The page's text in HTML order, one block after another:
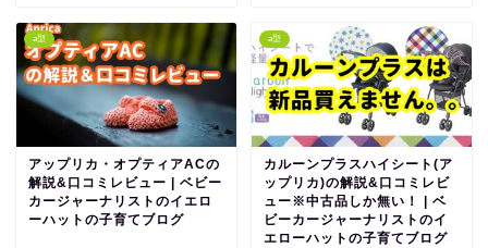
a型
アップリカ・オプティアACの
解説&口コミレビュー | ベビー
カージャーナリストのイエロ
ーハットの子育てブログ
a型
カルーンプラスハイシート(ア
ップリカ)の解説&口コミレビ
ュー※中古品しか無い！ | ベ
ビーカージャーナリストのイ
エローハットの子育てブログ